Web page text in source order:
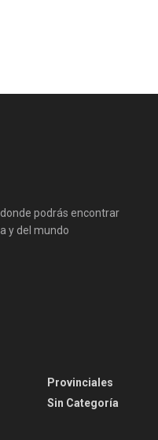
podrás encontrar
y del mundo
Provinciales
Sin Categoría